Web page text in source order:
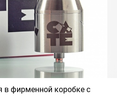
в фирменной коробке с